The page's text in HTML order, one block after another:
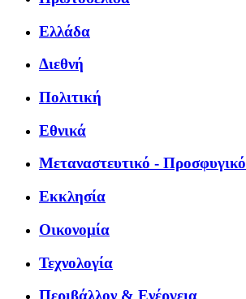
Ελλάδα
Διεθνή
Πολιτική
Εθνικά
Μεταναστευτικό - Προσφυγικό
Εκκλησία
Οικονομία
Τεχνολογία